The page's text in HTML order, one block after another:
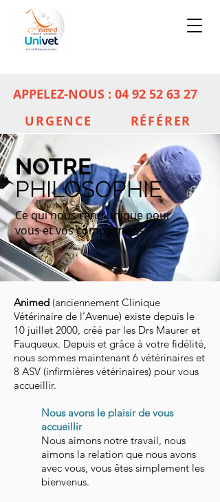
APPELEZ-NOUS : 04 92 52 63 27
URGENCE
RÉFÉRER
NOTRE
PHILOSOPHIE
Ce qui nous rend unique pour
vous et vos compagnons
Animed (anciennement Clinique
Vétérinaire de l'Avenue) existe depuis le
10 juillet 2000, créé par les Drs Maurer et
Fauqueux. Depuis et grâce à votre fidélité,
nous sommes maintenant 6 vétérinaires et
8 ASV (infirmières vétérinaires) pour vous
accueillir.
Nous avons le plaisir de vous
accueillir
Nous aimons notre travail, nous
aimons la relation que nous avons
avec vous, vous êtes simplement les
bienvenus.